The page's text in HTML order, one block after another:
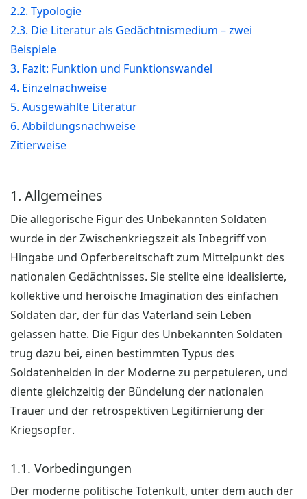
2.2. Typologie
2.3. Die Literatur als Gedächtnismedium – zwei
Beispiele
3. Fazit: Funktion und Funktionswandel
4. Einzelnachweise
5. Ausgewählte Literatur
6. Abbildungsnachweise
Zitierweise
1. Allgemeines
Die allegorische Figur des Unbekannten Soldaten
wurde in der Zwischenkriegszeit als Inbegriff von
Hingabe und Opferbereitschaft zum Mittelpunkt des
nationalen Gedächtnisses. Sie stellte eine idealisierte,
kollektive und heroische Imagination des einfachen
Soldaten dar, der für das Vaterland sein Leben
gelassen hatte. Die Figur des Unbekannten Soldaten
trug dazu bei, einen bestimmten Typus des
Soldatenhelden in der Moderne zu perpetuieren, und
diente gleichzeitig der Bündelung der nationalen
Trauer und der retrospektiven Legitimierung der
Kriegsopfer.
1.1. Vorbedingungen
Der moderne politische Totenkult, unter dem auch der